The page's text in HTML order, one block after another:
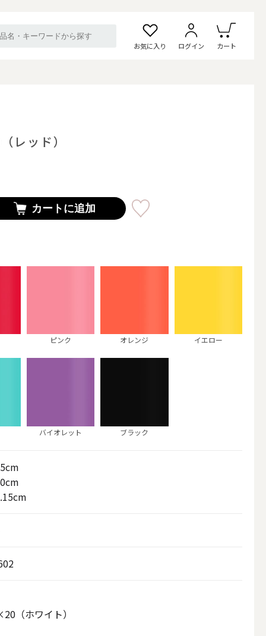
お気に入り ログイン カート
レッド）
カートに追加
ピンク オレンジ イエロー
バイオレット ブラック
（ホワイト）